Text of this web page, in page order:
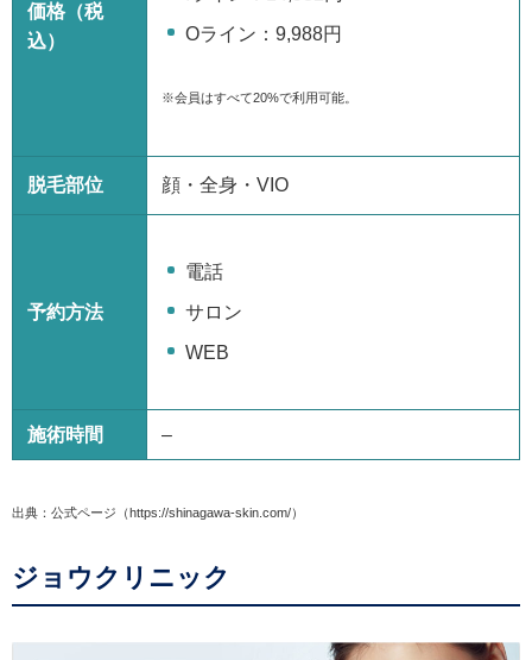
価格（税
込）
Oライン：9,988円
※会員はすべて20%で利用可能。
脱毛部位 顔・全身・VIO
予約方法
電話
サロン
WEB
施術時間 –
出典：公式ページ（https://shinagawa-skin.com/）
ジョウクリニック